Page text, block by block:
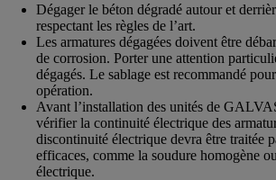
Dégager le béton dégradé autour et
respectant les règles de l’art.
Les armatures dégagées doivent être
de corrosion. Porter une attention
dégagés. Le sablage est recommandé
opération.
Avant l’installation des unités de
vérifier la continuité électrique des
discontinuité électrique devra être traitée
efficaces, comme la soudure homogène
électrique.